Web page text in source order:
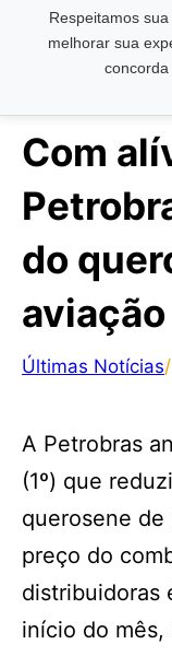
Respeitamos
melhorar sua
concorda
Pesquisar ...
Com
do
aviação
Últimas Notícias/
A Petrobras
(1º) que
querosene de
preço do
distribuidoras
início do mês,